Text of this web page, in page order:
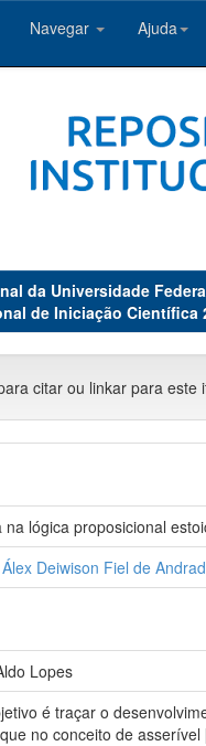
Navegar Ajuda
da Universidade
de Iniciação Científica
citar ou linkar para este
na lógica proposicional
Deiwison Fiel de
Lopes
é traçar o
no conceito de